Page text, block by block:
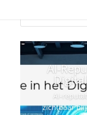
AI-
AI-
zichtbaar